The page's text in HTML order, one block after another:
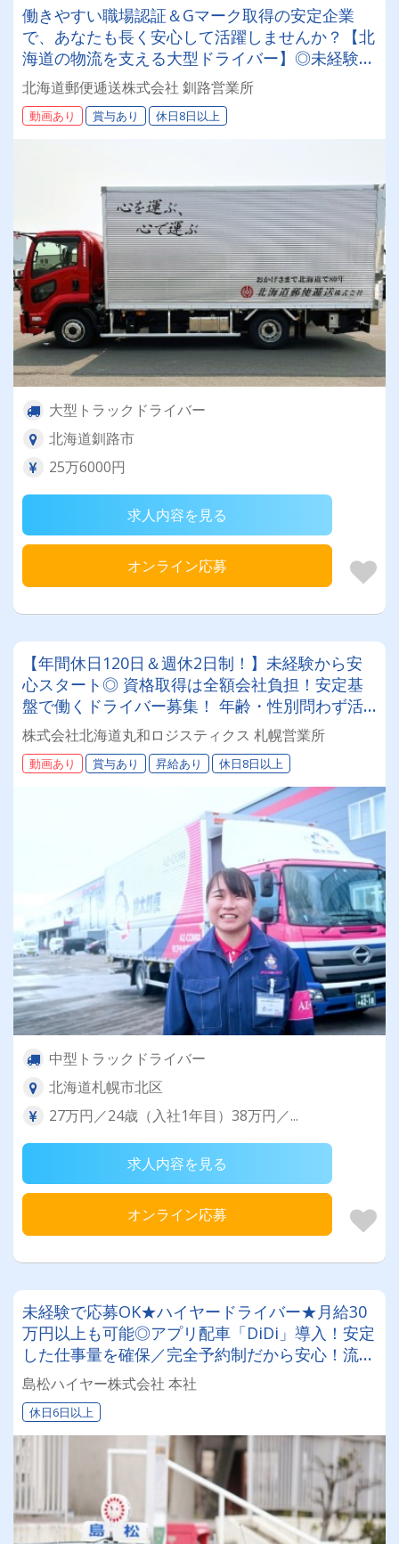
働きやすい職場認証＆Gマーク取得の安定企業
で、あなたも長く安心して活躍しませんか？【北
海道の物流を支える大型ドライバー】◎未経験歓
迎◎残業月平均8～9時間◎賞与年3回（昨年度実
績：計4.05ヶ月分）◎カゴ台車メイン
北海道郵便逓送株式会社 釧路営業所
動画あり 賞与あり 休日8日以上
大型トラックドライバー
北海道釧路市
25万6000円
求人内容を見る
オンライン応募
【年間休日120日＆週休2日制！】未経験から安
心スタート◎ 資格取得は全額会社負担！安定基
盤で働くドライバー募集！ 年齢・性別問わず活
躍できるお仕事です✨
株式会社北海道丸和ロジスティクス 札幌営業所
動画あり 賞与あり 昇給あり 休日8日以上
中型トラックドライバー
北海道札幌市北区
27万円／24歳（入社1年目）38万円／...
求人内容を見る
オンライン応募
未経験で応募OK★ハイヤードライバー★月給30
万円以上も可能◎アプリ配車「DiDi」導入！安定
した仕事量を確保／完全予約制だから安心！流し
での営業一切ナシ！空港送迎・法人の定期輸送・
ジャンボタクシーでの輸送対応！
島松ハイヤー株式会社 本社
休日6日以上